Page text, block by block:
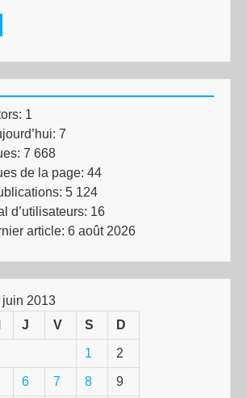
1
7
7 668
de la page: 44
5 124
d’utilisateurs: 16
article: 6 août 2026
juin 2013
J V S D
1 2
6 7 8 9